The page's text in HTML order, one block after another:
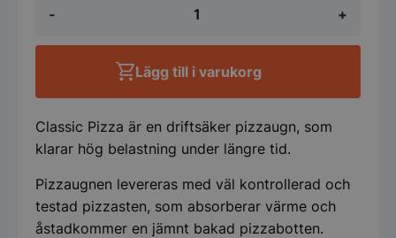
-
Classic
3
Dahlen
+
Lägg till i varukorg
Classic Pizza är en driftsäker pizzaugn, som
klarar hög belastning under längre tid.
Pizzaugnen levereras med väl kontrollerad och
testad pizzasten, som absorberar värme och
åstadkommer en jämnt bakad pizzabotten.